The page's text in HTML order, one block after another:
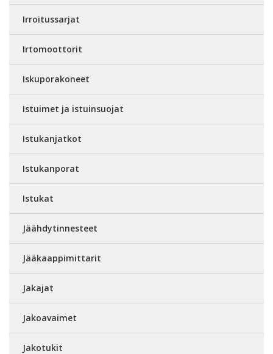
Irroitussarjat
Irtomoottorit
Iskuporakoneet
Istuimet ja istuinsuojat
Istukanjatkot
Istukanporat
Istukat
Jäähdytinnesteet
Jääkaappimittarit
Jakajat
Jakoavaimet
Jakotukit